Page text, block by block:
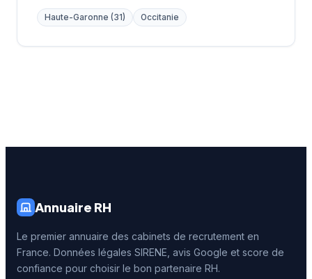
Haute-Garonne (31) Occitanie
Annuaire RH
Le premier annuaire des cabinets de recrutement en
France. Données légales SIRENE, avis Google et score de
confiance pour choisir le bon partenaire RH.